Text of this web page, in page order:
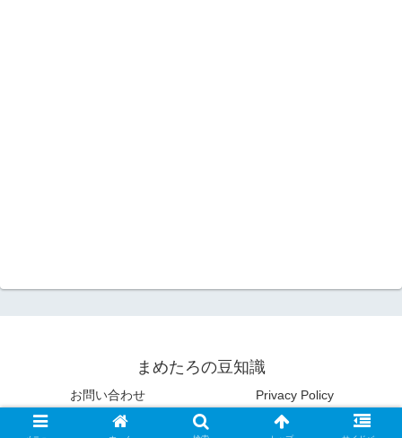
まめたろの豆知識
お問い合わせ Privacy Policy
© 2020 まめたろの豆知識.